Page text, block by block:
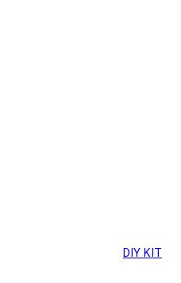
DIY KIT